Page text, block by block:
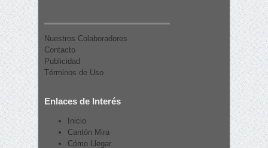
Nuestros Colaboradores
Contacto
Publicidad
Términos de Uso
Enlaces de Interés
Inicio
Cantón Mira
Cómo Llegar